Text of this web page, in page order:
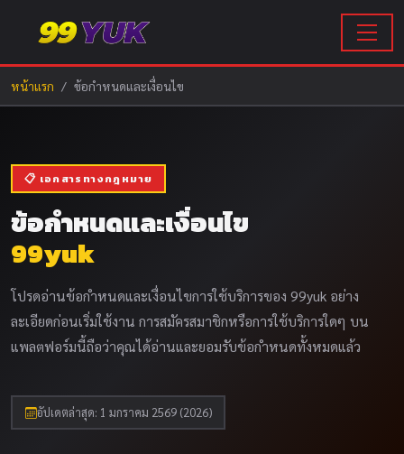
หน้าแรก ข้อกำหนดและเงื่อนไข
📋 เอกสารทางกฎหมาย
ข้อกำหนดและเงื่อนไข
99yuk
โปรดอ่านข้อกำหนดและเงื่อนไขการใช้บริการของ 99yuk อย่าง
ละเอียดก่อนเริ่มใช้งาน การสมัครสมาชิกหรือการใช้บริการใดๆ บน
แพลตฟอร์มนี้ถือว่าคุณได้อ่านและยอมรับข้อกำหนดทั้งหมดแล้ว
อัปเดตล่าสุด: 1 มกราคม 2569 (2026)